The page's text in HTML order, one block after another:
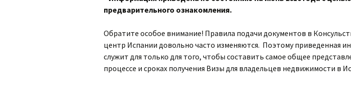
предварительного ознакомления.
Обратите особое внимание! Правила подачи документов в
центр Испании довольно часто изменяются. Поэтому приведенная
служит для только для того, чтобы составить самое общее
процессе и сроках получения Визы для владельцев недвижимости в